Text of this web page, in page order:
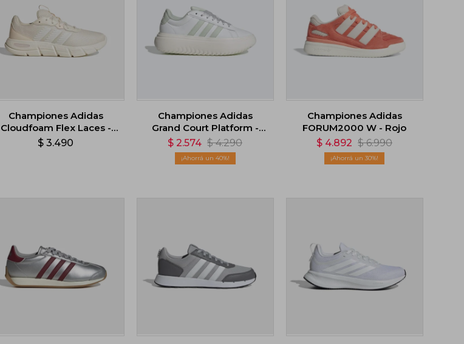
Championes Adidas
Cloudfoam Flex Laces -
Beige
$ 3.490
Championes Adidas
Grand Court Platform -
Blanco
$ 2.574 $ 4.290
40
Championes Adidas
FORUM2000 W - Rojo
$ 4.892 $ 6.990
30